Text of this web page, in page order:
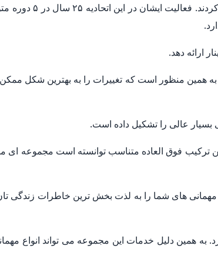
همچنین در طول سال های فعالیت خود در اتحادیه تجهیز مجالس و تالارهای پذیرایی
ارائه دهد.
منظور است که تغییرات را به بهترین شکل ممکن
بسیار عالی را تشکیل داده است.
ترکیب فوق العاده متناسب توانسته است مجموعه ای
های شما را به لذت بخش ترین خاطرات زندگی
به همین دلیل خدمات این مجموعه می تواند انواع